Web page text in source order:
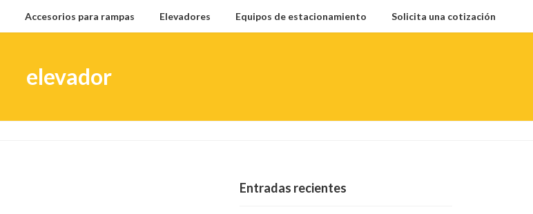
Accesorios para rampas Elevadores Equipos de estacionamiento Solicita una cotización
elevador
Entradas recientes